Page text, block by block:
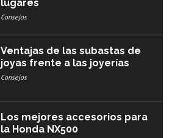
lugares
Consejos
Ventajas de las subastas de
joyas frente a las joyerías
Consejos
Los mejores accesorios para
la Honda NX500